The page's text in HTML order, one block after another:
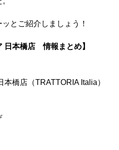
とご紹介しましょう！
日本橋店 情報まとめ】
本橋店（TRATTORIA Italia）